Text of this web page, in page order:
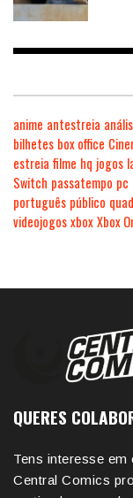
anime antestreia
bilhetes box office
estreia filme hq jogos
Switch passatempo pc
português público
videojogosxboxXbox
QUERES
Tens interesse
Central Comics